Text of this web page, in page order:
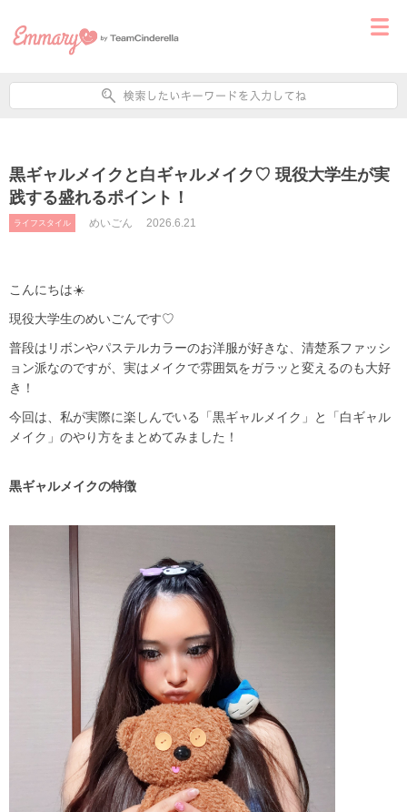
黒ギャルメイクと白ギャルメイク♡ 現役大学生が実
践する盛れるポイント！
ライフスタイル めいごん 2026.6.21
こんにちは☀️
現役大学生のめいごんです♡
普段はリボンやパステルカラーのお洋服が好きな、清楚系ファッシ
ョン派なのですが、実はメイクで雰囲気をガラッと変えるのも大好
き！
今回は、私が実際に楽しんでいる「黒ギャルメイク」と「白ギャル
メイク」のやり方をまとめてみました！
黒ギャルメイクの特徴